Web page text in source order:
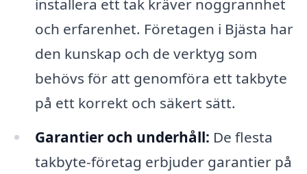
installera ett tak kräver noggrannhet
och erfarenhet. Företagen i Bjästa har
den kunskap och de verktyg som
behövs för att genomföra ett takbyte
på ett korrekt och säkert sätt.
Garantier och underhåll: De flesta
takbyte-företag erbjuder garantier på